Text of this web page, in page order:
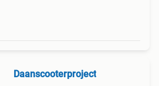
Daanscooterproject